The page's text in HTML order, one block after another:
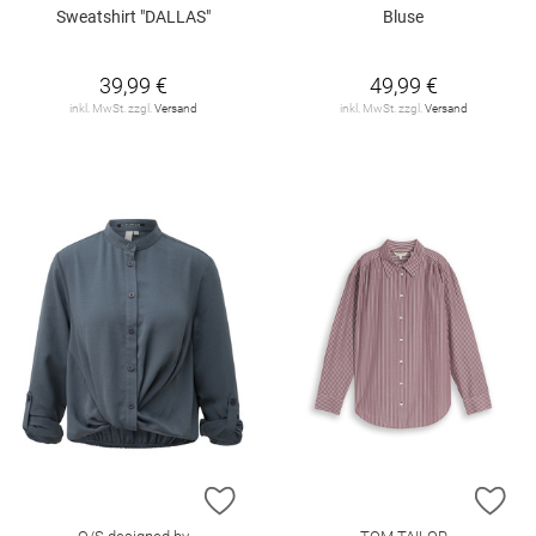
Sweatshirt "DALLAS"
39,99 €
inkl. MwSt. zzgl. Versand
Bluse
49,99 €
inkl. MwSt. zzgl. Versand
ZUR WUNSCHLISTE HINZUFÜGEN